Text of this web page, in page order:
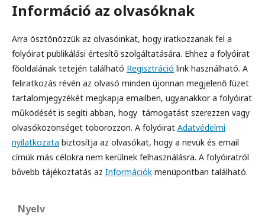
Információ az olvasóknak
Arra ösztönözzük az olvasóinkat, hogy iratkozzanak fel a
folyóirat publikálási értesítő szolgáltatására. Ehhez a folyóirat
főoldalának tetején található Regisztráció link használható. A
feliratkozás révén az olvasó minden újonnan megjelenő füzet
tartalomjegyzékét megkapja emailben, ugyanakkor a folyóirat
működését is segíti abban, hogy támogatást szerezzen vagy
olvasóközönséget toborozzon. A folyóirat Adatvédelmi
nyilatkozata biztosítja az olvasókat, hogy a nevük és email
címük más célokra nem kerülnek felhasználásra. A folyóiratról
bővebb tájékoztatás az Információk menüpontban található.
Nyelv